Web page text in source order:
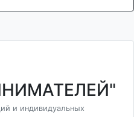
и индивидуальных